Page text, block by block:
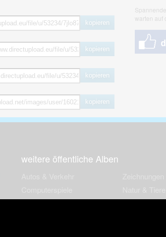
kopieren
kopieren
kopieren
kopieren
warten auf
weitere öffentliche Alben